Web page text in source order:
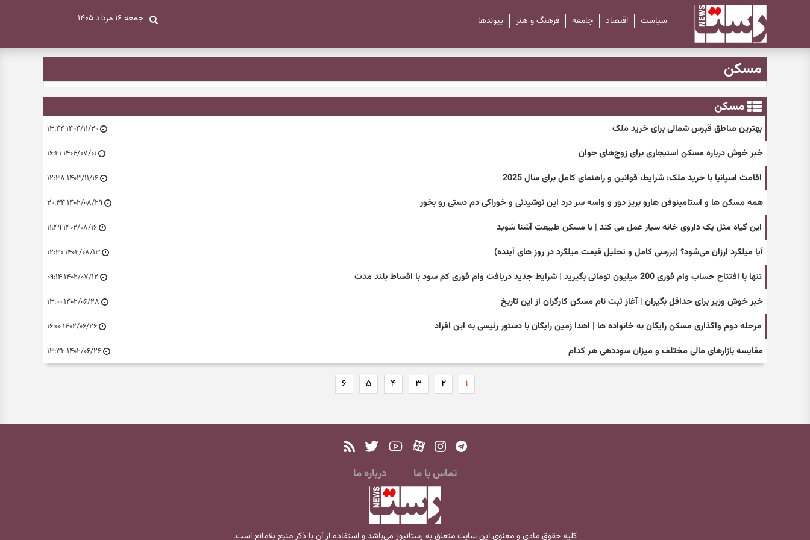
جمعه ۱۶ مرداد ۱۴۰۵ سیاست اقتصاد جامعه فرهنگ و هنر پیوند‌ها
مسکن
مسکن
بهترین مناطق قبرس شمالی برای خرید ملک ۱۴۰۴/۱۱/۲۰ ۱۳:۴۴
خبر خوش درباره مسکن استیجاری برای زوج‌های جوان ۱۴۰۴/۰۷/۰۱ ۱۶:۲۱
اقامت اسپانیا با خرید ملک: شرایط، قوانین و راهنمای کامل برای سال 2025 ۱۴۰۳/۱۱/۱۶ ۱۲:۳۸
همه مسکن ها و استامینوفن هارو بریز دور و واسه سر درد این نوشیدنی و خوراکی دم دستی رو بخور ۱۴۰۲/۰۸/۲۹ ۲۰:۳۴
این گیاه مثل یک داروی خانه سیار عمل می کند | با مسکن طبیعت آشنا شوید ۱۴۰۲/۰۸/۱۶ ۱۱:۴۹
آیا میلگرد ارزان می‌شود؟ (بررسی کامل و تحلیل قیمت میلگرد در روز های آینده) ۱۴۰۲/۰۸/۱۳ ۱۲:۳۰
تنها با افتتاح حساب وام فوری 200 میلیون تومانی بگیرید | شرایط جدید دریافت وام فوری کم سود با اقساط بلند مدت ۱۴۰۲/۰۷/۱۲ ۰۹:۱۴
خبر خوش وزیر برای حداقل بگیران | آغاز ثبت نام مسکن کارگران از این تاریخ ۱۴۰۲/۰۶/۲۸ ۱۳:۰۰
مرحله دوم واگذاری مسکن رایگان به خانواده ها | اهدا زمین رایگان با دستور رئیسی به این افراد ۱۴۰۲/۰۶/۲۶ ۱۶:۰۰
مقایسه بازارهای مالی مختلف و میزان سوددهی هر کدام ۱۴۰۲/۰۶/۲۶ ۱۳:۳۲
۱ ۲ ۳ ۴ ۵ ۶
تماس با ما درباره ما
کلیه حقوق مادی و معنوی این سایت متعلق به رستانیوز می‌باشد و استفاده از آن با ذکر منبع بلامانع است.